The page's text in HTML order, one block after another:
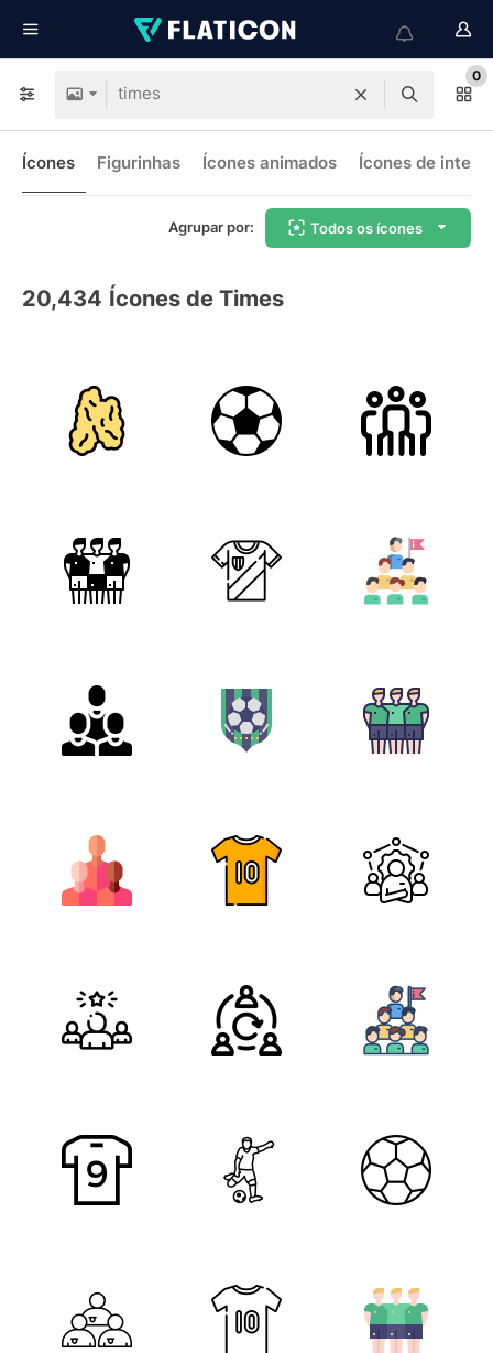
0
Ícones Figurinhas Ícones animados Ícones de
Agrupar por: Todos os ícones
20,434 Ícones de Times